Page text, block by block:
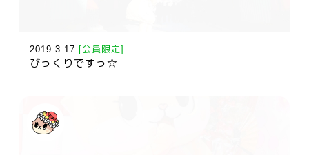
2019.3.17 [会員限定]
びっくりですっ☆